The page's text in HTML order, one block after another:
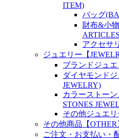
ITEM)
バッグ
財布&小
アクセサ
ジュエリー【
ブランドジュ
ダイヤモンド
JEWELRY)
カラーストー
STONES
その他ジュエ
その他商品【OTHER
ご注文・お支払い・